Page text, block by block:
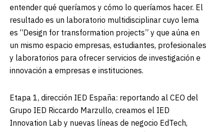
entender qué queríamos y cómo lo queríamos hacer. El
resultado es un laboratorio multidisciplinar cuyo lema
es “Design for transformation projects” y que aúna en
un mismo espacio empresas, estudiantes, profesionales
y laboratorios para ofrecer servicios de investigación e
innovación a empresas e instituciones.
Etapa 1, dirección IED España: reportando al CEO del
Grupo IED Riccardo Marzullo, creamos el IED
Innovation Lab y nuevas líneas de negocio EdTech,